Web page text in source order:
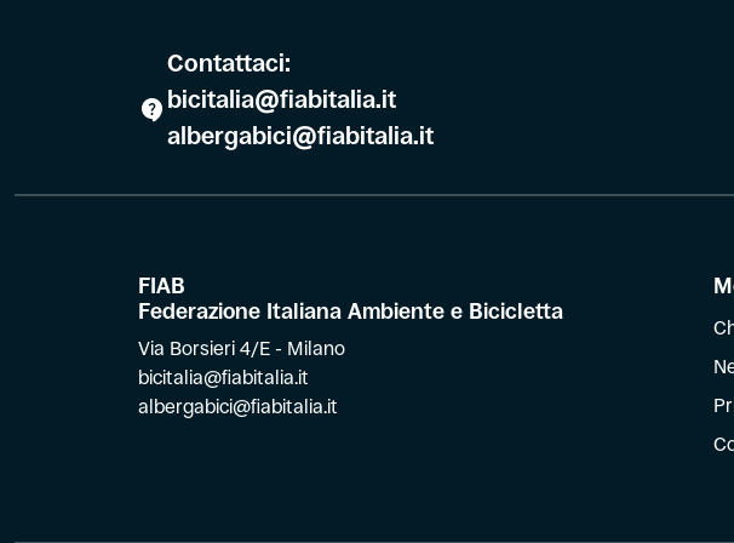
Contattaci:
bicitalia@fiabitalia.it
albergabici@fiabitalia.it
FIAB
Federazione Italiana Ambiente e Bicicletta
Via Borsieri 4/E - Milano
bicitalia@fiabitalia.it
albergabici@fiabitalia.it